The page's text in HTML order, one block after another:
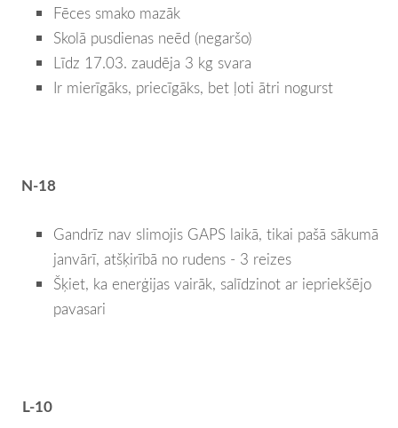
Fēces smako mazāk
Skolā pusdienas neēd (negaršo)
Līdz 17.03. zaudēja 3 kg svara
Ir mierīgāks, priecīgāks, bet ļoti ātri nogurst
N-18
Gandrīz nav slimojis GAPS laikā, tikai pašā sākumā
janvārī, atšķirībā no rudens - 3 reizes
Šķiet, ka enerģijas vairāk, salīdzinot ar iepriekšējo
pavasari
L-10